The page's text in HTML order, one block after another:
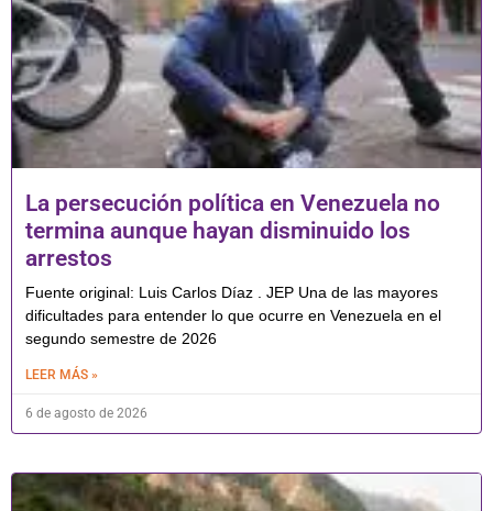
La persecución política en Venezuela no
termina aunque hayan disminuido los
arrestos
Fuente original: Luis Carlos Díaz . JEP Una de las mayores
dificultades para entender lo que ocurre en Venezuela en el
segundo semestre de 2026
LEER MÁS »
6 de agosto de 2026